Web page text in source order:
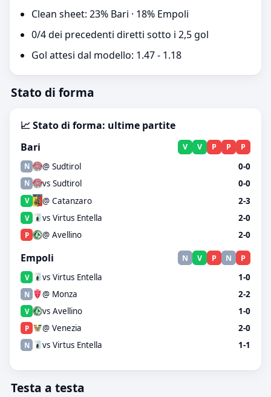
Clean sheet: 23% Bari · 18% Empoli
0/4 dei precedenti diretti sotto i 2,5 gol
Gol attesi dal modello: 1.47 - 1.18
Stato di forma
📈 Stato di forma: ultime partite
Bari
V V P P P
N @ Sudtirol 0-0
N vs Sudtirol 0-0
V @ Catanzaro 2-3
V vs Virtus Entella 2-0
P @ Avellino 2-0
Empoli N V P N P
V vs Virtus Entella 1-0
N @ Monza 2-2
V vs Avellino 1-0
P @ Venezia 2-0
N vs Virtus Entella 1-1
Testa a testa